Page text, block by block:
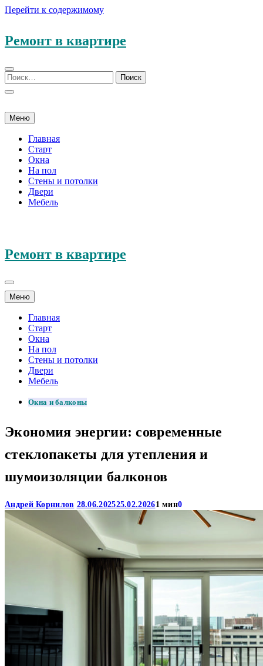
Перейти к содержимому
Ремонт в квартире
Меню
Главная
Старт
Окна
На пол
Стены и потолки
Двери
Мебель
Ремонт в квартире
Меню
Главная
Старт
Окна
На пол
Стены и потолки
Двери
Мебель
Окна и балконы
Экономия энергии: современные
стеклопакеты для утепления и
шумоизоляции балконов
Андрей Корнилов 28.06.202525.02.20261 мин0